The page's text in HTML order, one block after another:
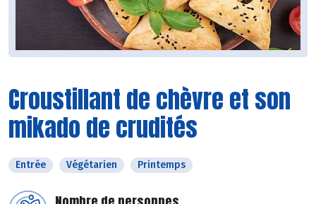
Croustillant de chèvre et son
mikado de crudités
Entrée Végétarien Printemps